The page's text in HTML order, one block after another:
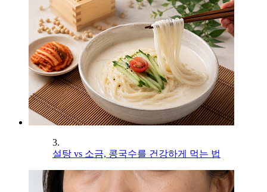
3.
설탕 vs 소금, 콩국수를 건강하게 먹는 법